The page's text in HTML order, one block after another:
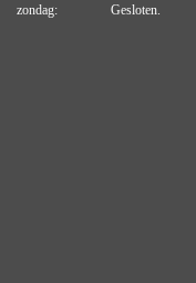
zondag: Gesloten.